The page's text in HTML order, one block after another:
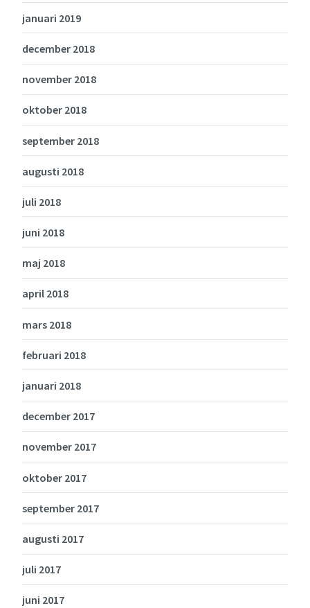
januari 2019
december 2018
november 2018
oktober 2018
september 2018
augusti 2018
juli 2018
juni 2018
maj 2018
april 2018
mars 2018
februari 2018
januari 2018
december 2017
november 2017
oktober 2017
september 2017
augusti 2017
juli 2017
juni 2017